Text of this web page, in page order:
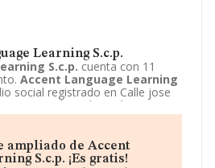
Learning S.c.p.
S.c.p. cuenta con 11
Accent Language Learning
social registrado en Calle jose
Brigida, Palmas (las).
principal como 8559 - Otra
Sociedad civil.
ampliado de Accent
S.c.p. ¡Es gratis!